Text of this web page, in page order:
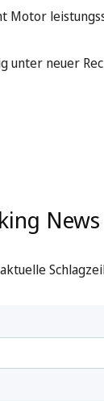
Motor
unter neuer
News